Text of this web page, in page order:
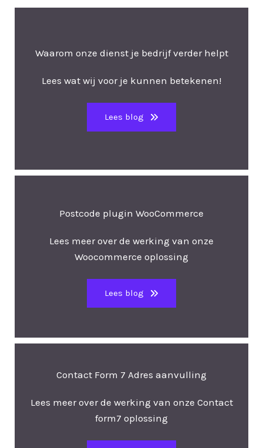
Waarom onze dienst je bedrijf verder helpt
Lees wat wij voor je kunnen betekenen!
Lees blog
Postcode plugin WooCommerce
Lees meer over de werking van onze
Woocommerce oplossing
Lees blog
Contact Form 7 Adres aanvulling
Lees meer over de werking van onze Contact
form7 oplossing